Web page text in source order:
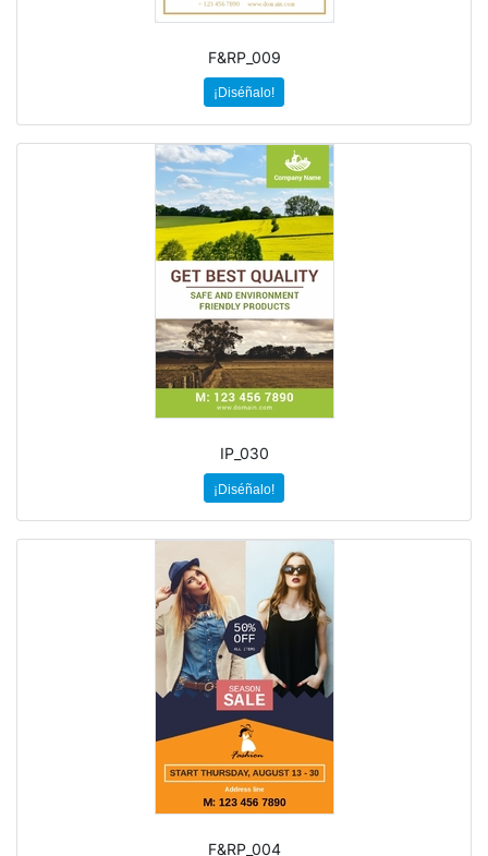
F&RP_009
¡Diséñalo!
IP_030
¡Diséñalo!
F&RP_004